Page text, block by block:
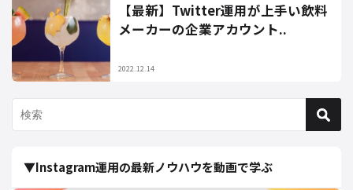
【最新】Twitter運用が上手い飲料
メーカーの企業アカウント..
2022.12.14
▼Instagram運用の最新ノウハウを動画で学ぶ